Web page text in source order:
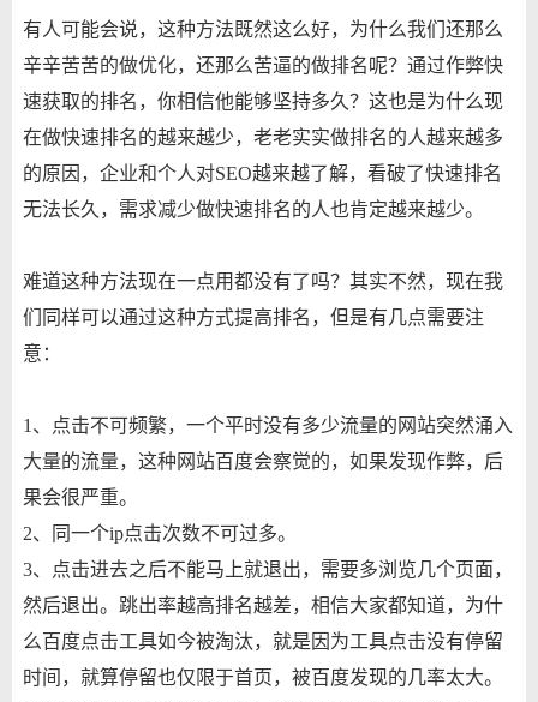
有人可能会说，这种方法既然这么好，为什么我们还那么
辛辛苦苦的做优化，还那么苦逼的做排名呢？通过作弊快
速获取的排名，你相信他能够坚持多久？这也是为什么现
在做快速排名的越来越少，老老实实做排名的人越来越多
的原因，企业和个人对SEO越来越了解，看破了快速排名
无法长久，需求减少做快速排名的人也肯定越来越少。
难道这种方法现在一点用都没有了吗？其实不然，现在我
们同样可以通过这种方式提高排名，但是有几点需要注
意：
1、点击不可频繁，一个平时没有多少流量的网站突然涌入
大量的流量，这种网站百度会察觉的，如果发现作弊，后
果会很严重。
2、同一个ip点击次数不可过多。
3、点击进去之后不能马上就退出，需要多浏览几个页面，
然后退出。跳出率越高排名越差，相信大家都知道，为什
么百度点击工具如今被淘汰，就是因为工具点击没有停留
时间，就算停留也仅限于首页，被百度发现的几率太大。